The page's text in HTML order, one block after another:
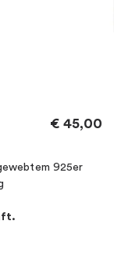
€ 45,00
925er